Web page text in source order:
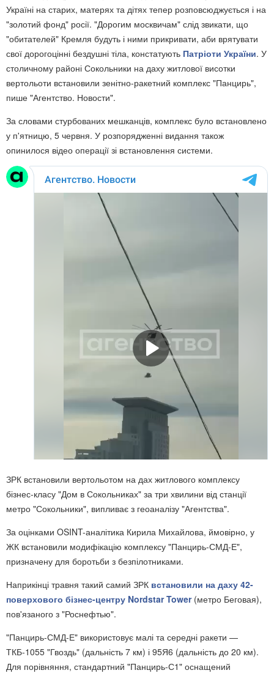
Україні на старих, матерях та дітях тепер розповсюджується і на
"золотий фонд" росії. "Дорогим москвичам" слід звикати, що
"обитателей" Кремля будуть і ними прикривати, аби врятувати
свої дорогоцінні бездушні тіла, констатують Патріоти України. У
столичному районі Сокольники на даху житлової висотки
вертольоти встановили зенітно-ракетний комплекс "Панцирь",
пише "Агентство. Новости".
За словами стурбованих мешканців, комплекс було встановлено
у п'ятницю, 5 червня. У розпорядженні видання також
опинилося відео операції зі встановлення системи.
ЗРК встановили вертольотом на дах житлового комплексу
бізнес-класу "Дом в Сокольниках" за три хвилини від станції
метро "Сокольники", випливає з геоаналізу "Агентства".
За оцінками OSINT-аналітика Кирила Михайлова, ймовірно, у
ЖК встановили модифікацію комплексу "Панцирь-СМД-Е",
призначену для боротьби з безпілотниками.
Наприкінці травня такий самий ЗРК встановили на даху 42-
поверхового бізнес-центру Nordstar Tower (метро Беговая),
пов'язаного з "Роснефтью".
"Панцирь-СМД-Е" використовує малі та середні ракети —
ТКБ-1055 "Гвоздь" (дальність 7 км) і 95Я6 (дальність до 20 км).
Для порівняння, стандартний "Панцирь-С1" оснащений